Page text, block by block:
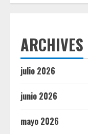
ARCHIVES
julio 2026
junio 2026
mayo 2026